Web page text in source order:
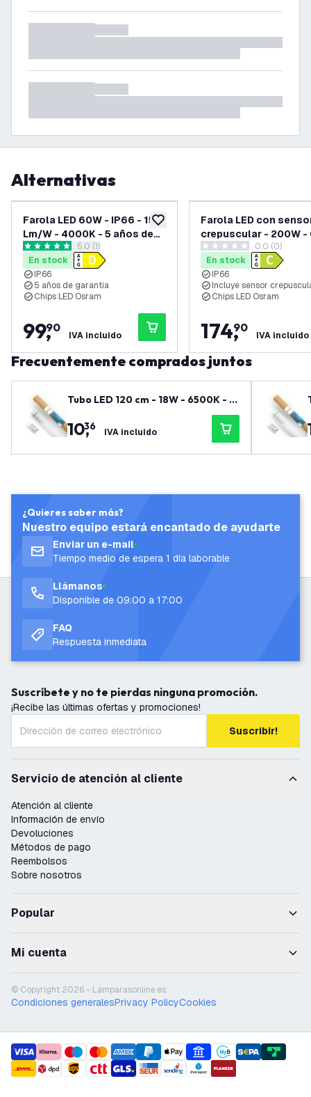
Alternativas
añadir a lista de deseos
Farola LED 60W - IP66 - 150
Lm/W - 4000K - 5 años de
garantíaabrir el panel de reseñas
5 estrellas de puntuación
5.0 (1)
En stock
IP66
5 años de garantía
Chips LED Osram
99,
90
IVA incluido
Farola LED con
crepuscular - 200W -
Osram - IP66 - 170
4000K - 5 años de
0 estrellas de puntuación
0.0 (0)
En stock
IP66
Incluye sensor
Chips LED Osram
174,
90
IVA incluido
Frecuentemente comprados juntos
Tubo LED 120 cm - 18W - 6500K - 1
85 Lm/W - Alta eficiencia - Clase B
10,
36 IVA incluido
¿Quieres saber más?
Nuestro equipo estará encantado de ayudarte
Enviar un e-mail
Tiempo medio de espera 1 día laborable
Llámanos
Disponible de 09:00 a 17:00
FAQ
Respuesta inmediata
Suscríbete y no te pierdas ninguna promoción.
¡Recibe las últimas ofertas y promociones!
Suscribir!
Servicio de atención al cliente
Atención al cliente
Información de envío
Devoluciones
Métodos de pago
Reembolsos
Sobre nosotros
Popular
Mi cuenta
© Copyright 2026 - Lámparasonline.es
Condiciones generalesPrivacy PolicyCookies
payment methods
shipment methods